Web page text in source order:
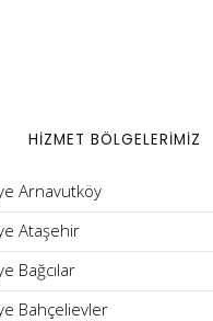
HİZMET BÖLGELERİMİZ
Arnavutköy
Ataşehir
Bağcılar
Bahçelievler